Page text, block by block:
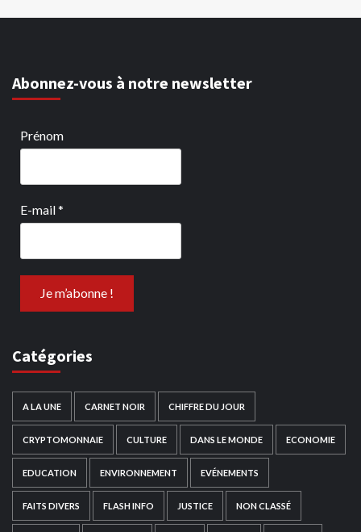
Abonnez-vous à notre newsletter
Prénom
E-mail*
Catégories
A LA UNE CARNET NOIR CHIFFRE DU JOUR
CRYPTOMONNAIE CULTURE DANS LE MONDE ECONOMIE
EDUCATION ENVIRONNEMENT EVÉNEMENTS
FAITS DIVERS FLASH INFO JUSTICE NON CLASSÉ